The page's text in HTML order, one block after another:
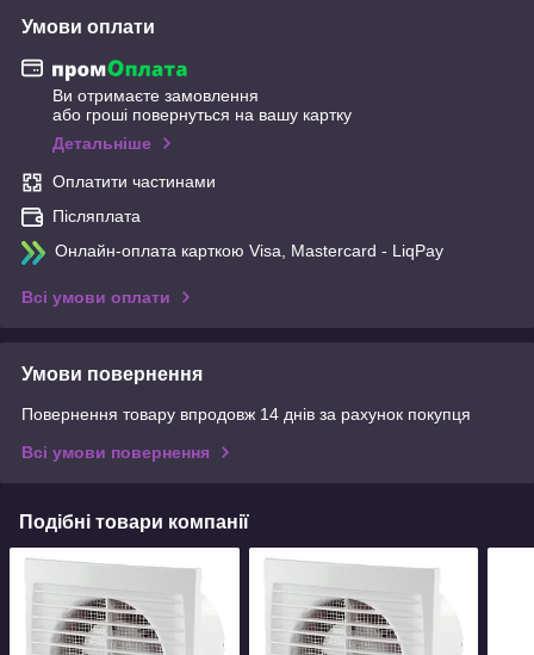
Умови оплати
Ви отримаєте замовлення
або гроші повернуться на вашу картку
Детальніше
Оплатити частинами
Післяплата
Онлайн-оплата карткою Visa, Mastercard - LiqPay
Всі умови оплати
Умови повернення
Повернення товару впродовж 14 днів за рахунок покупця
Всі умови повернення
Подібні товари компанії